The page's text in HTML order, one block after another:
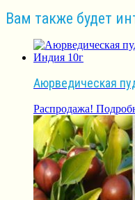
Вам также будет
Аюрведическая
Распродажа!